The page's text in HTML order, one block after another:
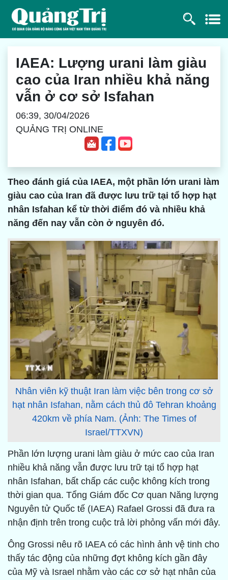
IAEA: Lượng urani làm giàu
cao của Iran nhiều khả năng
vẫn ở cơ sở Isfahan
06:39, 30/04/2026
QUẢNG TRỊ ONLINE
Theo đánh giá của IAEA, một phần lớn urani làm
giàu cao của Iran đã được lưu trữ tại tổ hợp hạt
nhân Isfahan kể từ thời điểm đó và nhiều khả
năng đến nay vẫn còn ở nguyên đó.
Nhân viên kỹ thuật Iran làm việc bên trong cơ sở
hạt nhân Isfahan, nằm cách thủ đô Tehran khoảng
420km về phía Nam. (Ảnh: The Times of
Israel/TTXVN)
Phần lớn lượng urani làm giàu ở mức cao của Iran
nhiều khả năng vẫn được lưu trữ tại tổ hợp hạt
nhân Isfahan, bất chấp các cuộc không kích trong
thời gian qua. Tổng Giám đốc Cơ quan Năng lượng
Nguyên tử Quốc tế (IAEA) Rafael Grossi đã đưa ra
nhận định trên trong cuộc trả lời phỏng vấn mới đây.
Ông Grossi nêu rõ IAEA có các hình ảnh vệ tinh cho
thấy tác động của những đợt không kích gần đây
của Mỹ và Israel nhằm vào các cơ sở hạt nhân của